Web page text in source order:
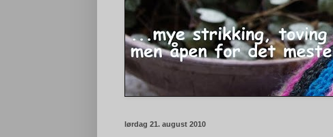
lørdag 21. august 2010